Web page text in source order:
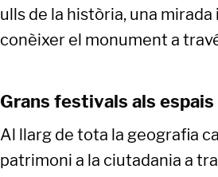
ulls de la història, una
conèixer el monument a
Grans festivals als
Al llarg de tota la geografia
patrimoni a la ciutadania a